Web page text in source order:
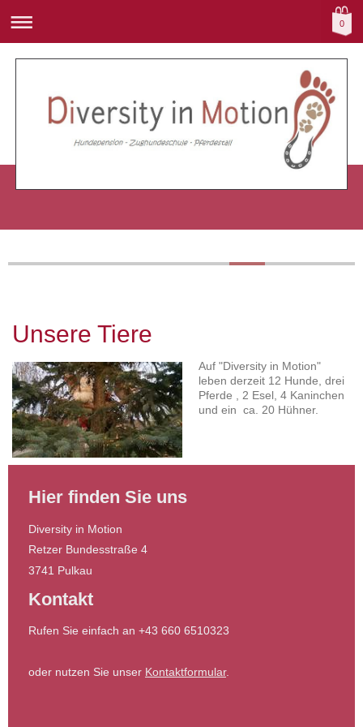
0
Unsere Tiere
Auf "Diversity in Motion"
leben derzeit 12 Hunde, drei
Pferde , 2 Esel, 4 Kaninchen
und ein ca. 20 Hühner.
Hier finden Sie uns
Diversity in Motion
Retzer Bundesstraße 4
3741 Pulkau
Kontakt
Rufen Sie einfach an +43 660 6510323
oder nutzen Sie unser Kontaktformular.